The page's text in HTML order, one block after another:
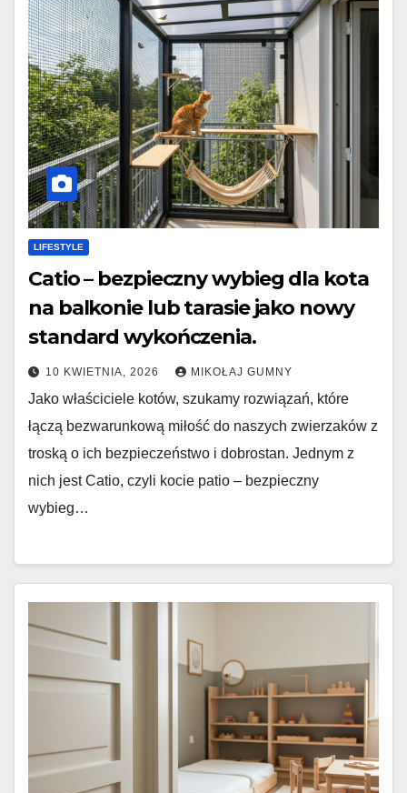
LIFESTYLE
Catio – bezpieczny wybieg dla kota
na balkonie lub tarasie jako nowy
standard wykończenia.
10 KWIETNIA, 2026 MIKOŁAJ GUMNY
Jako właściciele kotów, szukamy rozwiązań, które
łączą bezwarunkową miłość do naszych zwierzaków z
troską o ich bezpieczeństwo i dobrostan. Jednym z
nich jest Catio, czyli kocie patio – bezpieczny
wybieg…